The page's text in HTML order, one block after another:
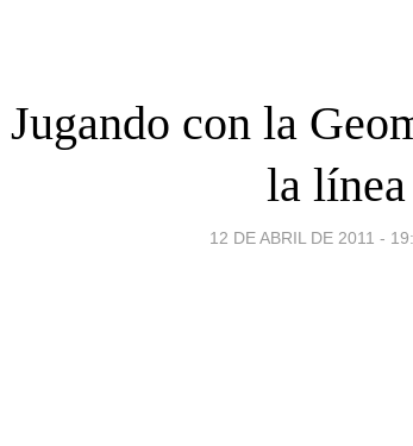
Jugando con la
la
12 DE ABRIL DE 2011 -